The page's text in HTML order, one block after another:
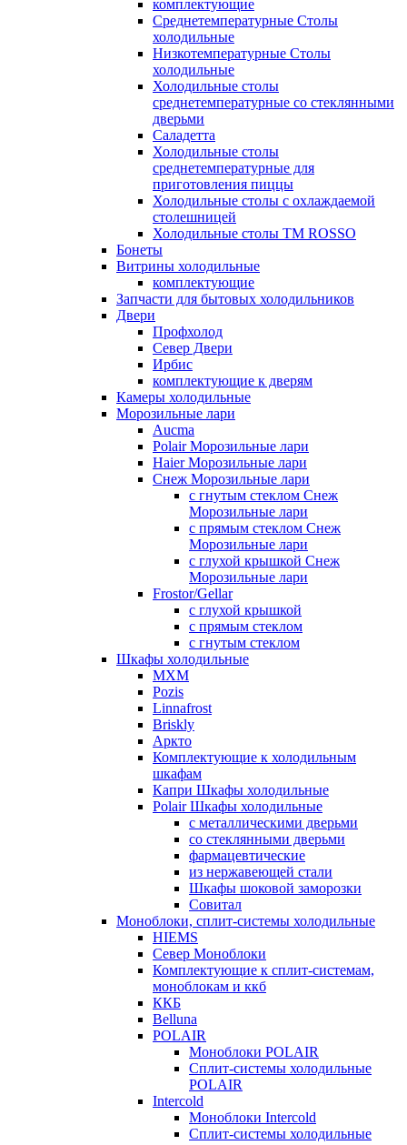
комплектующие
Среднетемпературные Столы
холодильные
Низкотемпературные Столы
холодильные
Холодильные столы
среднетемпературные со стеклянными
дверьми
Саладетта
Холодильные столы
среднетемпературные для
приготовления пиццы
Холодильные столы с охлаждаемой
столешницей
Холодильные столы ТМ ROSSO
Бонеты
Витрины холодильные
комплектующие
Запчасти для бытовых холодильников
Двери
Профхолод
Север Двери
Ирбис
комплектующие к дверям
Камеры холодильные
Морозильные лари
Aucma
Polair Морозильные лари
Haier Морозильные лари
Снеж Морозильные лари
с гнутым стеклом Снеж
Морозильные лари
с прямым стеклом Снеж
Морозильные лари
с глухой крышкой Снеж
Морозильные лари
Frostor/Gellar
с глухой крышкой
с прямым стеклом
с гнутым стеклом
Шкафы холодильные
МХМ
Pozis
Linnafrost
Briskly
Аркто
Комплектующие к холодильным
шкафам
Капри Шкафы холодильные
Polair Шкафы холодильные
с металлическими дверьми
со стеклянными дверьми
фармацевтические
из нержавеющей стали
Шкафы шоковой заморозки
Совитал
Моноблоки, сплит-системы холодильные
HIEMS
Север Моноблоки
Комплектующие к сплит-системам,
моноблокам и ккб
ККБ
Belluna
POLAIR
Моноблоки POLAIR
Сплит-системы холодильные
POLAIR
Intercold
Моноблоки Intercold
Сплит-системы холодильные